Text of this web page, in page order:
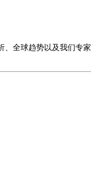
、全球趋势以及我们专家